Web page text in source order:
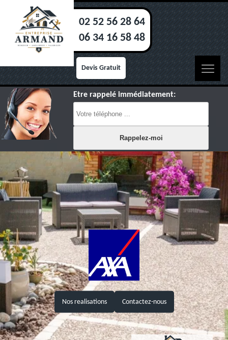
02 52 56 28 64
06 34 16 58 48
Devis Gratuit
Etre rappelé immédiatement:
Nos realisations Contactez-nous